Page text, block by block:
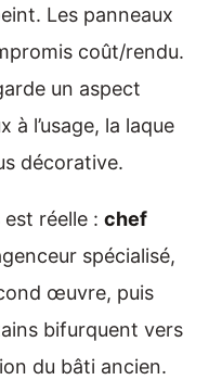
Les panneaux
coût/rendu.
un aspect
à l’usage, la laque
décorative.
est réelle : chef
spécialisé,
œuvre, puis
bifurquent vers
du bâti ancien.